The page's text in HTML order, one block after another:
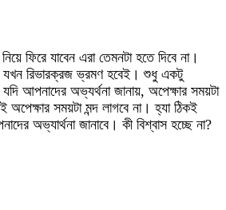
ফিরে যাবেন এরা তেমনটা হতে দিবে না।
যখন রিভারক্রজ ভ্রমণ হবেই। শুধু একটু
আপনাদের অভ্যর্থনা জানায়, অপেক্ষার সময়টা
সময়টা মন্দ লাগবে না। হ্যা ঠিকই
অভ্যার্থনা জানাবে। কী বিশ্বাস হচ্ছে না?